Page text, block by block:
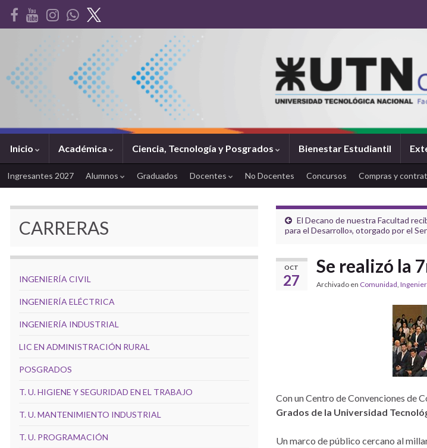
Inicio Académica Ciencia, Tecnología y Posgrados Bienestar Estudiantil
Ingresantes 2027 Alumnos Graduados Docentes No Docentes Concursos Compras y
El Decano de nuestra Facultad
para el Desarrollo», otorgado por el
OCT
27
Se realizó la
Archivado en Comunidad
Con un Centro de Convenciones de
Grados de la Universidad
Un marco de público cercano al
CARRERAS
INGENIERÍA CIVIL
INGENIERÍA ELÉCTRICA
INGENIERÍA INDUSTRIAL
LIC EN ADMINISTRACIÓN RURAL
POSGRADOS
T. U. HIGIENE Y SEGURIDAD EN EL TRABAJO
T. U. MANTENIMIENTO INDUSTRIAL
T. U. PROGRAMACIÓN